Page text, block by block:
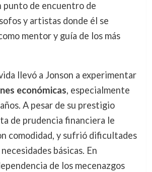
punto de encuentro de
y artistas donde él se
mentor y guía de los más
llevó a Jonson a experimentar
económicas, especialmente
A pesar de su prestigio
de prudencia financiera le
comodidad, y sufrió dificultades
básicas. En
de los mecenazgos